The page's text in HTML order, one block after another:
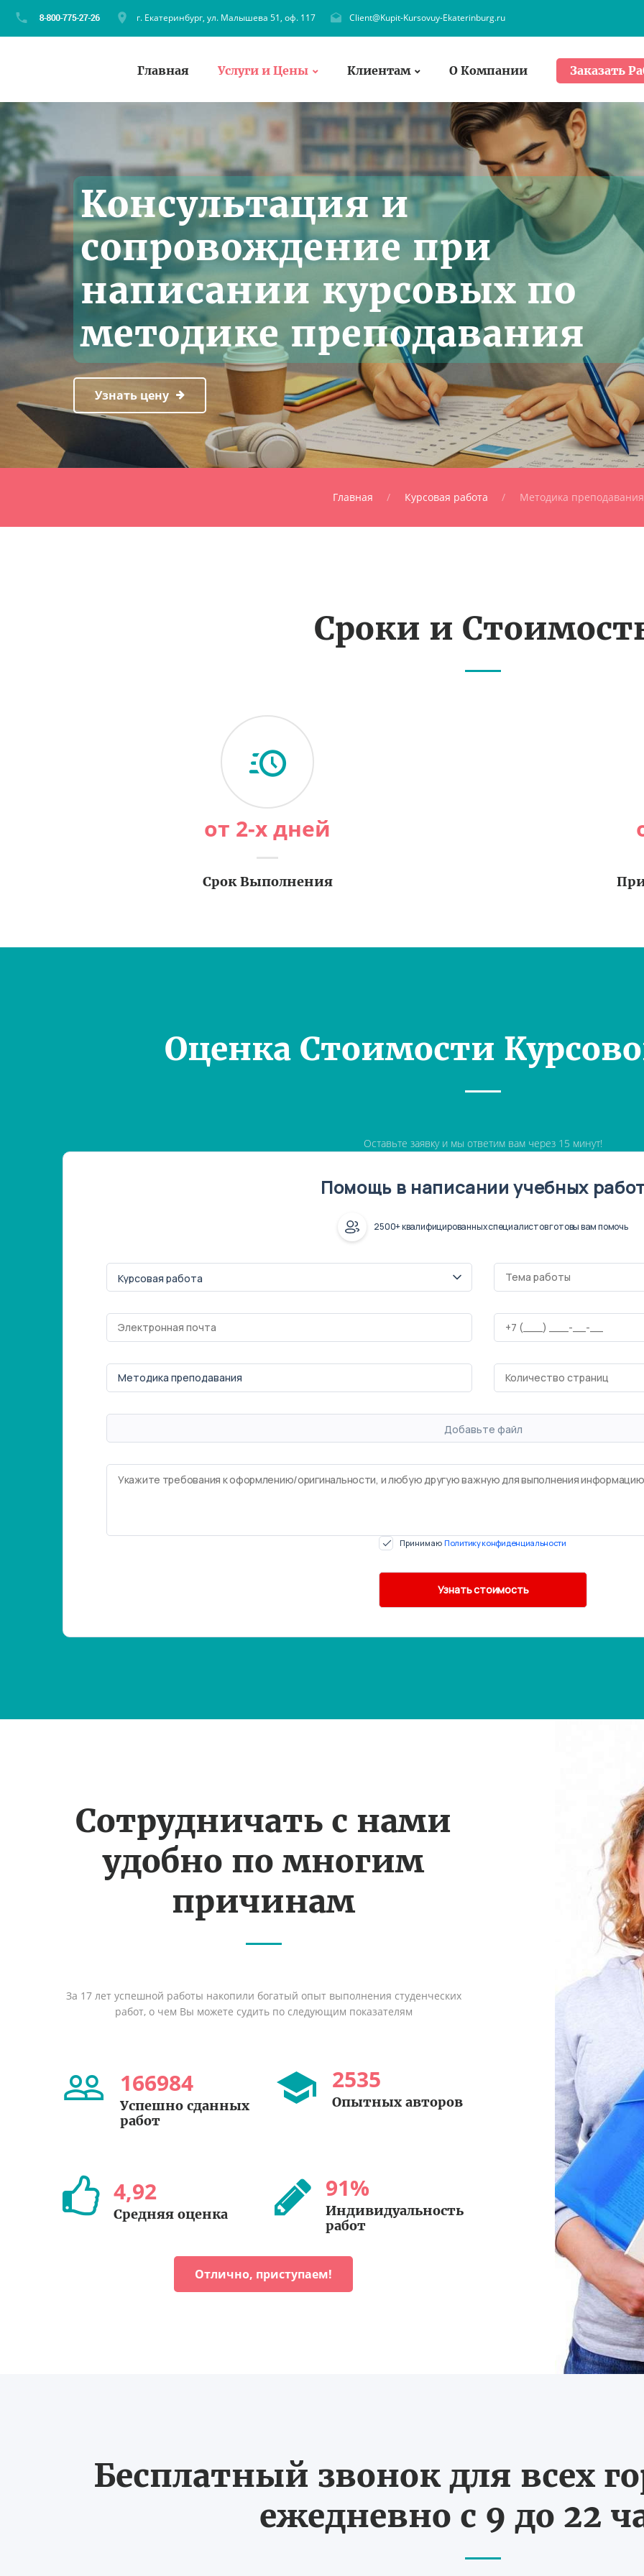
г. Екатеринбург, ул. Малышева 51, оф. 117 Client@Kupit-Kursovuy-Ekaterinburg.ru
Главная Услуги и Цены Клиентам О Компании Заказать
Консультация и
сопровождение при
написании курсовых по
методике преподавания
Узнать цену
Главная Курсовая работа Методика преподавания
Сроки и
от 2-х дней
Срок Выполнения
Оценка Стоимости
Оставьте заявку и мы ответим вам через 15 минут!
Помощь в написании учебных
2500+ квалифицированных специалистов готовы вам помочь
Добавьте файл
Принимаю Политику конфиденциальности
Сотрудничать с нами
удобно по многим
причинам
За 17 лет успешной работы накопили богатый опыт выполнения студенческих
работ, о чем Вы можете судить по следующим показателям
166984
Успешно сданных
работ
2535
Опытных авторов
4,92
Средняя оценка
91%
Индивидуальность
работ
Отлично, приступаем!
Бесплатный звонок для всех
ежедневно с 9 до 22